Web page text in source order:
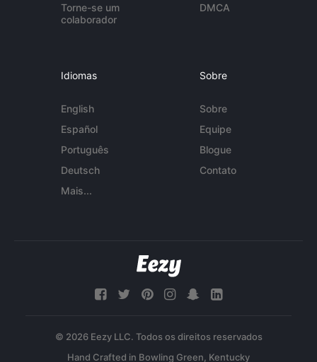
Torne-se um
colaborador
DMCA
Idiomas
English
Español
Português
Deutsch
Mais...
Sobre
Sobre
Equipe
Blogue
Contato
© 2026 Eezy LLC. Todos os direitos reservados